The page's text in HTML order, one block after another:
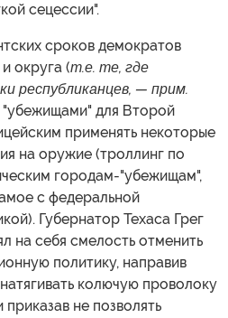
сецессии".
сроков демократов
округа (т.е. те, где
республиканцев, — прим.
"убежищами" для Второй
применять некоторые
на оружие (троллинг по
городам-"убежищам",
с федеральной
Губернатор Техаса Грег
на себя смелость отменить
политику, направив
колючую проволоку
не позволять